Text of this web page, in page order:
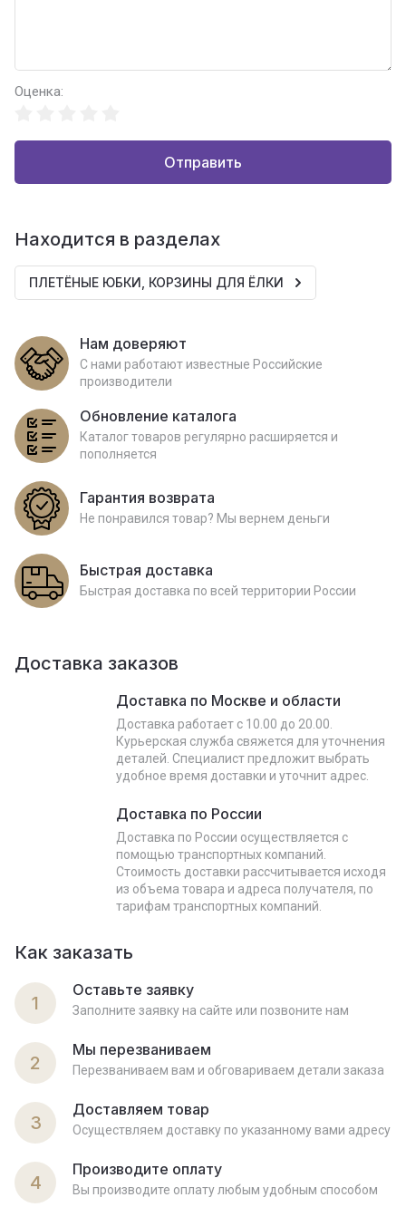
Оценка:
Отправить
Находится в разделах
ПЛЕТЁНЫЕ ЮБКИ, КОРЗИНЫ ДЛЯ ЁЛКИ
Нам доверяют
С нами работают известные Российские
производители
Обновление каталога
Каталог товаров регулярно расширяется и
пополняется
Гарантия возврата
Не понравился товар? Мы вернем деньги
Быстрая доставка
Быстрая доставка по всей территории России
Доставка заказов
Доставка по Москве и области
Доставка работает с 10.00 до 20.00.
Курьерская служба свяжется для уточнения
деталей. Специалист предложит выбрать
удобное время доставки и уточнит адрес.
Доставка по России
Доставка по России осуществляется с
помощью транспортных компаний.
Стоимость доставки рассчитывается исходя
из объема товара и адреса получателя, по
тарифам транспортных компаний.
Как заказать
1
Оставьте заявку
Заполните заявку на сайте или позвоните нам
2
Мы перезваниваем
Перезваниваем вам и обговариваем детали заказа
3
Доставляем товар
Осуществляем доставку по указанному вами адресу
4
Производите оплату
Вы производите оплату любым удобным способом